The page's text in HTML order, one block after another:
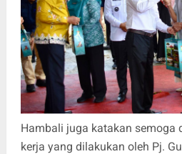
Hambali juga katakan semoga
kerja yang dilakukan oleh Pj.